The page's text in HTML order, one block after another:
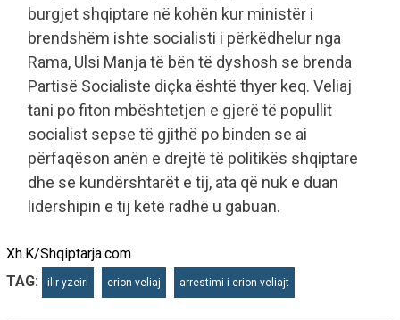
burgjet shqiptare në kohën kur ministër i
brendshëm ishte socialisti i përkëdhelur nga
Rama, Ulsi Manja të bën të dyshosh se brenda
Partisë Socialiste diçka është thyer keq. Veliaj
tani po fiton mbështetjen e gjerë të popullit
socialist sepse të gjithë po binden se ai
përfaqëson anën e drejtë të politikës shqiptare
dhe se kundërshtarët e tij, ata që nuk e duan
lidershipin e tij këtë radhë u gabuan.
Xh.K/Shqiptarja.com
TAG:
ilir yzeiri erion veliaj arrestimi i erion veliajt